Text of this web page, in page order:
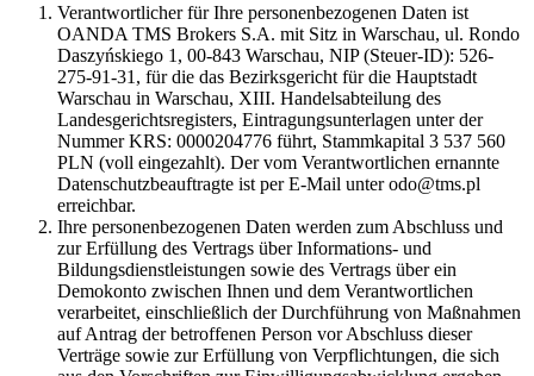
Verantwortlicher für Ihre personenbezogenen Daten ist
OANDA TMS Brokers S.A. mit Sitz in Warschau, ul. Rondo
Daszyńskiego 1, 00-843 Warschau, NIP (Steuer-ID): 526-
275-91-31, für die das Bezirksgericht für die Hauptstadt
Warschau in Warschau, XIII. Handelsabteilung des
Landesgerichtsregisters, Eintragungsunterlagen unter der
Nummer KRS: 0000204776 führt, Stammkapital 3 537 560
PLN (voll eingezahlt). Der vom Verantwortlichen ernannte
Datenschutzbeauftragte ist per E-Mail unter odo@tms.pl
erreichbar.
Ihre personenbezogenen Daten werden zum Abschluss und
zur Erfüllung des Vertrags über Informations- und
Bildungsdienstleistungen sowie des Vertrags über ein
Demokonto zwischen Ihnen und dem Verantwortlichen
verarbeitet, einschließlich der Durchführung von Maßnahmen
auf Antrag der betroffenen Person vor Abschluss dieser
Verträge sowie zur Erfüllung von Verpflichtungen, die sich